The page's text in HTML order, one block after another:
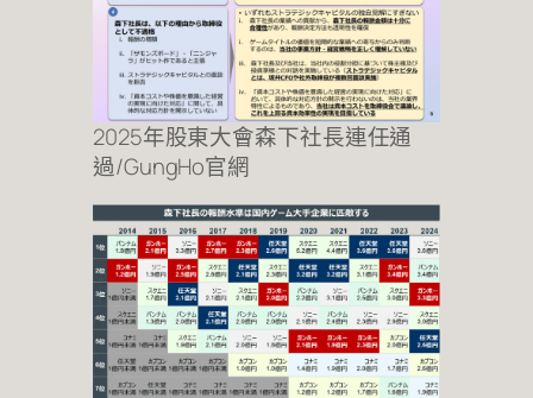
2025年股東大會森下社長連任通
過/GungHo官網